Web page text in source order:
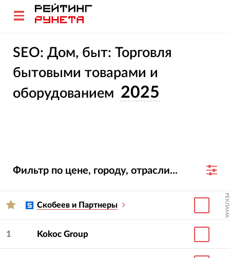
SEO: Дом, быт: Торговля
бытовыми товарами и
оборудованием 2025
Фильтр по цене, городу, отрасли...
Скобеев и Партнеры РЕКЛАМА
1 Kokoc Group